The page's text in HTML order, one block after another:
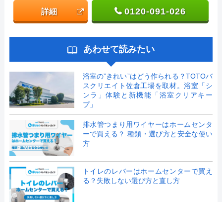
詳細 0120-091-026
あわせて読みたい
浴室の”きれい”はどう作られる？TOTOバ
スクリエイト佐倉工場を取材。浴室「シ
ンラ」体験と新機能「浴室クリアキー
プ」
排水管つまり用ワイヤーはホームセンタ
ーで買える？ 種類・選び方と安全な使い
方
トイレのレバーはホームセンターで買え
る？失敗しない選び方と直し方